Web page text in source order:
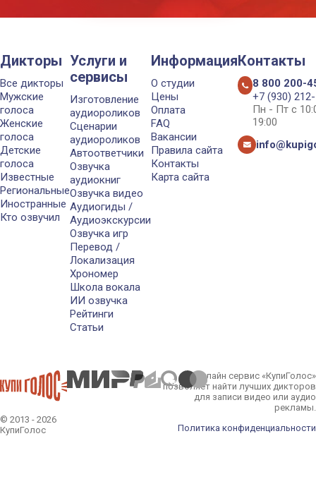
Дикторы
Все дикторы
Мужские
голоса
Женские
голоса
Детские
голоса
Известные
Региональные
Иностранные
Кто озвучил
Услуги и
сервисы
Изготовление
аудиороликов
Сценарии
аудиороликов
Автоответчики
Озвучка
аудиокниг
Озвучка видео
Аудиогиды /
Аудиоэкскурсии
Озвучка игр
Перевод /
Локализация
Хрономер
Школа вокала
ИИ озвучка
Рейтинги
Статьи
Информация
О студии
Цены
Оплата
FAQ
Вакансии
Правила сайта
Контакты
Карта сайта
Контакты
8 800 200-
+7 (930)
Пн - Пт с
19:00
© 2013 - 2026
КупиГолос
Онлайн сервис «КупиГолос»
позволяет найти лучших дикторов
для записи видео или аудио
рекламы.
Политика конфиденциальности